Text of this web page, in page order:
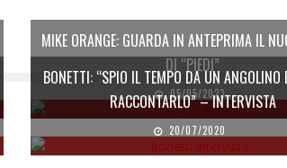
MIKE ORANGE: GUARDA IN ANTEPRIMA IL
DI “PIEDI”
05/05/2023
BONETTI: “SPIO IL TEMPO DA UN ANGOLINO
RACCONTARLO” – INTERVISTA
20/07/2020